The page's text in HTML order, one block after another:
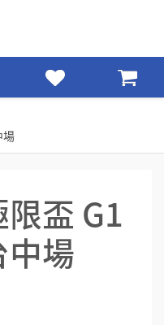
場
盃 G1
場